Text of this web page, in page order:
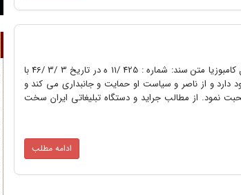
موضوع : امیرتوکل کامبوزیا تاریخ سند: 31 شهریور 1346 موضوع : امیرتوکل کامبوزیا متن سند: شماره : 425 /11 ه در تاریخ 3 /3 /46 با
دارد و از ناصر و سیاست او حمایت و جانبداری می کند و
نمود. از مطالب جراید و دستگاه تبلیغاتی ایران سخت
ادامه مطلب